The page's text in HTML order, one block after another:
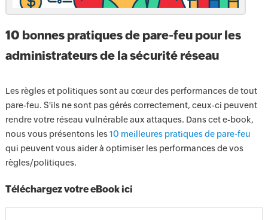
10 bonnes pratiques de pare-feu pour les
administrateurs de la sécurité réseau
Les règles et politiques sont au cœur des performances de tout
pare-feu. S'ils ne sont pas gérés correctement, ceux-ci peuvent
rendre votre réseau vulnérable aux attaques. Dans cet e-book,
nous vous présentons les10 meilleures pratiques de pare-feu
qui peuvent vous aider à optimiser les performances de vos
règles/politiques.
Téléchargez votre eBook ici